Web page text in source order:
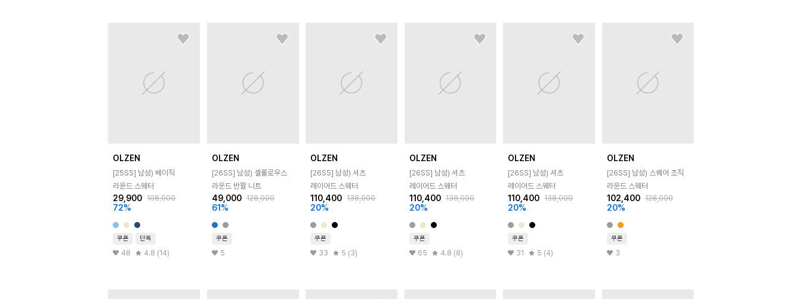
OLZEN
[25SS] 남성) 베이직
라운드 스웨터
29,900 108,000
72%
쿠폰 단독
48 4.8 (14)
OLZEN
[26SS] 남성) 셀룰로우스
라운드 반팔 니트
49,000 128,000
61 %
쿠폰
5
OLZEN
[26SS] 남성) 셔츠
레이어드 스웨터
110,400 138,000
20%
쿠폰
33 5 (3)
OLZEN
[26SS] 남성) 셔츠
레이어드 스웨터
110,400 138,000
20%
쿠폰
65 4.8 (8)
OLZEN
[26SS] 남성) 셔츠
레이어드 스웨터
110,400 138,000
20%
쿠폰
31 5 (4)
OLZEN
[26SS] 남성) 스퀘어 조직
라운드 스웨터
102,400 128,000
20%
쿠폰
3